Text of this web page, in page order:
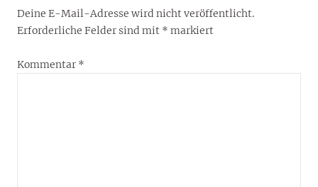
Deine E-Mail-Adresse wird nicht veröffentlicht.
Erforderliche Felder sind mit * markiert
Kommentar *